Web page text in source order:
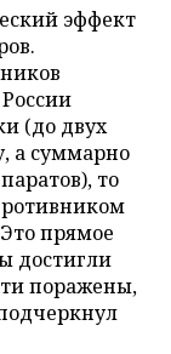
эффект
(до двух
а суммарно
то
прямое
достигли
поражены,